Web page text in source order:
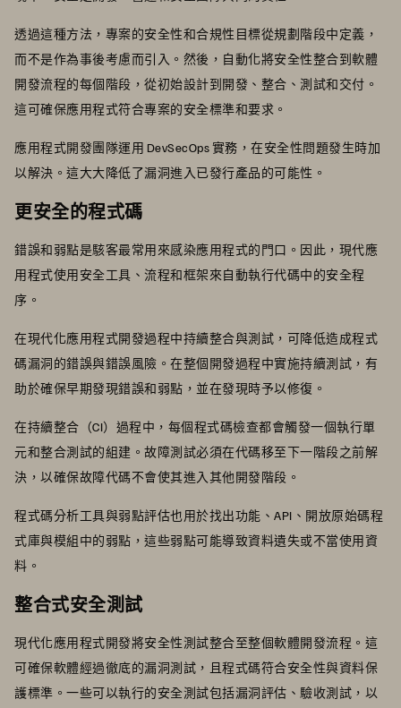
透過這種方法，專案的安全性和合規性目標從規劃階段中定義，
而不是作為事後考慮而引入。然後，自動化將安全性整合到軟體
開發流程的每個階段，從初始設計到開發、整合、測試和交付。
這可確保應用程式符合專案的安全標準和要求。
應用程式開發團隊運用 DevSecOps 實務，在安全性問題發生時加
以解決。這大大降低了漏洞進入已發行產品的可能性。
更安全的程式碼
錯誤和弱點是駭客最常用來感染應用程式的門口。因此，現代應
用程式使用安全工具、流程和框架來自動執行代碼中的安全程
序。
在現代化應用程式開發過程中持續整合與測試，可降低造成程式
碼漏洞的錯誤與錯誤風險。在整個開發過程中實施持續測試，有
助於確保早期發現錯誤和弱點，並在發現時予以修復。
在持續整合（CI）過程中，每個程式碼檢查都會觸發一個執行單
元和整合測試的組建。故障測試必須在代碼移至下一階段之前解
決，以確保故障代碼不會使其進入其他開發階段。
程式碼分析工具與弱點評估也用於找出功能、API、開放原始碼程
式庫與模組中的弱點，這些弱點可能導致資料遺失或不當使用資
料。
整合式安全測試
現代化應用程式開發將安全性測試整合至整個軟體開發流程。這
可確保軟體經過徹底的漏洞測試，且程式碼符合安全性與資料保
護標準。一些可以執行的安全測試包括漏洞評估、驗收測試，以